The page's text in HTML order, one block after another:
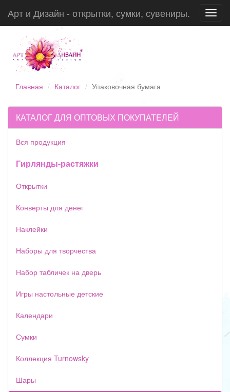
Арт и Дизайн - открытки, сумки, сувениры.
Главная Каталог Упаковочная бумага
КАТАЛОГ ДЛЯ ОПТОВЫХ ПОКУПАТЕЛЕЙ
Вся продукция
Гирлянды-растяжки
Открытки
Конверты для денег
Наклейки
Наборы для творчества
Набор табличек на дверь
Игры настольные детские
Календари
Сумки
Коллекция Turnowsky
Шары